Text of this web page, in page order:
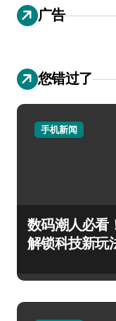
广告
您错过了
手机新闻
数码潮人必看
解锁科技新玩